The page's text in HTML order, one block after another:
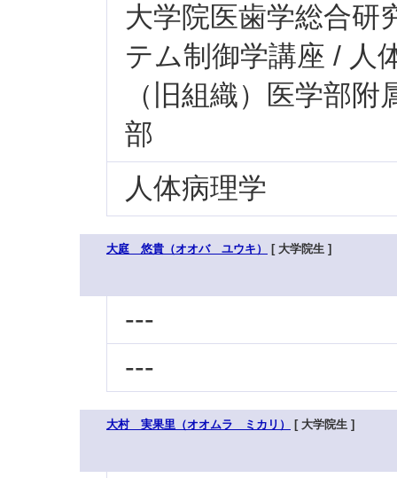
大学院医歯学総合研
テム制御学講座 / 人
（旧組織）医学部
部
人体病理学
大庭 悠貴（オオバ ユウキ） [ 大学院生 ]
---
---
大村 実果里（オオムラ ミカリ） [ 大学院生 ]